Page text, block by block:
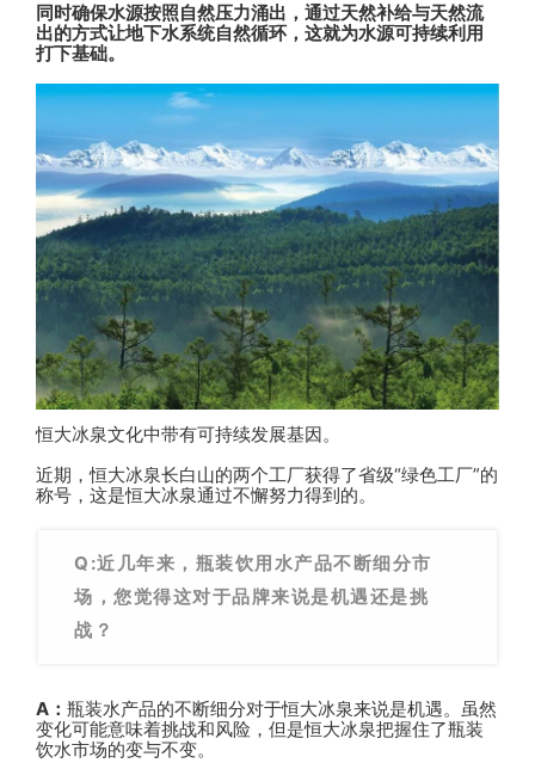
同时确保水源按照自然压力涌出，通过天然补给与天然流
出的方式让地下水系统自然循环，这就为水源可持续利用
打下基础。
恒大冰泉文化中带有可持续发展基因。
近期，恒大冰泉长白山的两个工厂获得了省级“绿色工厂”的
称号，这是恒大冰泉通过不懈努力得到的。
Q:近几年来，瓶装饮用水产品不断细分市
场，您觉得这对于品牌来说是机遇还是挑
战？
A：瓶装水产品的不断细分对于恒大冰泉来说是机遇。虽然
变化可能意味着挑战和风险，但是恒大冰泉把握住了瓶装
饮水市场的变与不变。